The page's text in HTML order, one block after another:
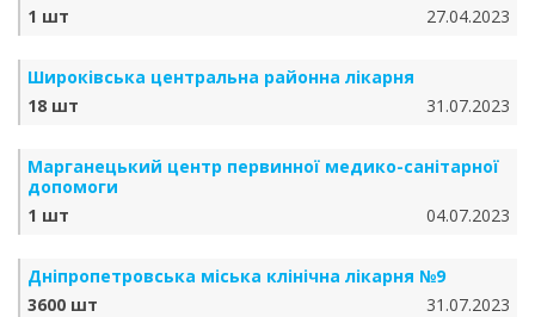
1 шт
27.04.2023
Широківська центральна районна лікарня
18 шт
31.07.2023
Марганецький центр первинної медико-санітарної
допомоги
1 шт
04.07.2023
Дніпропетровська міська клінічна лікарня №9
3600 шт
31.07.2023